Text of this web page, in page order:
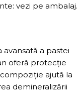
vezi pe ambalaj.
avansată a pastei
oferă protecție
ajută la
demineralizării